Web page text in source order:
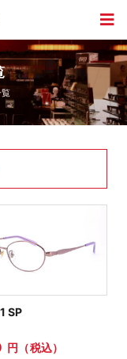
SP
円（税込）